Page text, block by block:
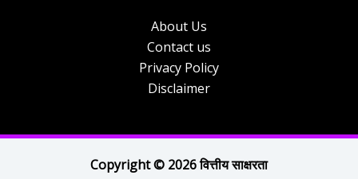
About Us
Contact us
Privacy Policy
Disclaimer
Copyright © 2026 वित्तीय साक्षरता